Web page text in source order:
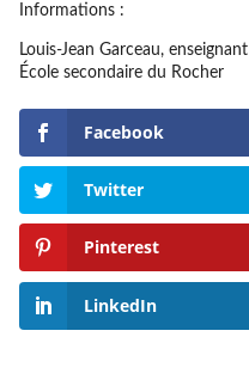
Informations :
Louis-Jean Garceau, enseignant
École secondaire du Rocher
Facebook
Twitter
Pinterest
LinkedIn